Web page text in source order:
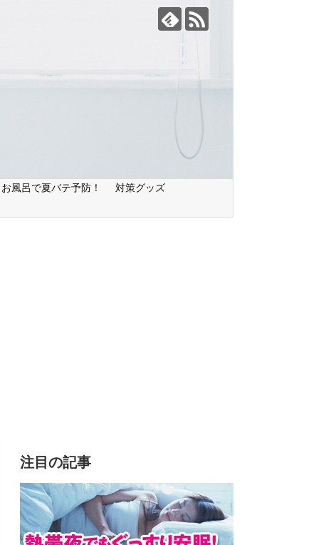
お風呂で夏バテ予防！
対策グッズ
注目の記事